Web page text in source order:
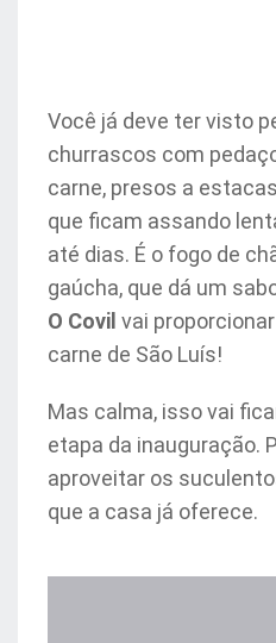
Você já deve ter visto
churrascos com
carne, presos a
que ficam assando
até dias. É o fogo de
gaúcha, que dá um
O Covil vai
carne de São Luís!
Mas calma, isso vai
etapa da inauguração.
aproveitar os
que a casa já oferece.